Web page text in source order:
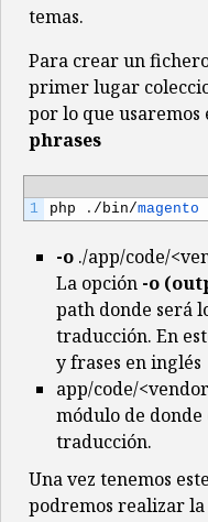
temas.
Para crear un
primer lugar
por lo que usaremos
phrases
1 php . / bin/magento
-o ./app/code/
La opción -o
path donde será
traducción. En
y frases en inglés
app/code/
módulo de
traducción.
Una vez tenemos
podremos realizar